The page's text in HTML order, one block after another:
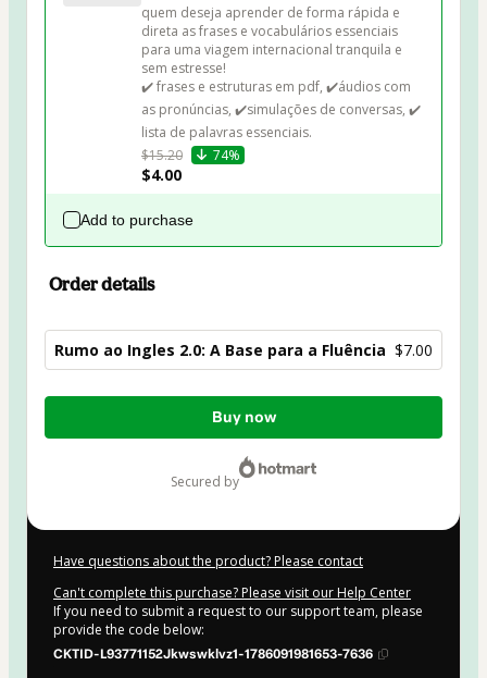
quem deseja aprender de forma rápida e
direta as frases e vocabulários essenciais
para uma viagem internacional tranquila e
sem estresse!
✔️ frases e estruturas em pdf, ✔️⁠áudios com
as pronúncias, ✔️⁠simulações de conversas, ✔️
⁠lista de palavras essenciais.
$15.20
74%
$4.00
Add to purchase
Order details
Rumo ao Ingles 2.0: A Base para a Fluência $7.00
Total
$7.00
Buy now
secured by
Have questions about the product? Please contact
Can't complete this purchase? Please visit our Help Center
If you need to submit a request to our support team, please
provide the code below:
CKTID-L93771152Jkwswklvz1-1786091981653-7636